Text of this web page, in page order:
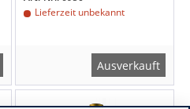
Lieferzeit unbekannt
Ausverkauft